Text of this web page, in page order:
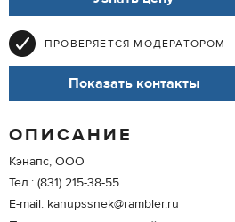
ПРОВЕРЯЕТСЯ МОДЕРАТОРОМ
Показать контакты
ОПИСАНИЕ
Кэнапс, ООО
Тел.: (831) 215-38-55
E-mail: kanupssnek@rambler.ru